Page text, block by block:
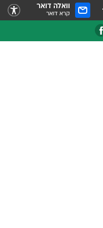
וואלה דואר
קרא דואר